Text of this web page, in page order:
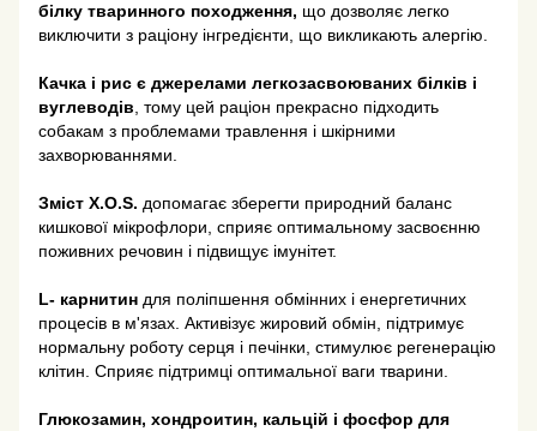
білку тваринного походження, що дозволяє легко
виключити з раціону інгредієнти, що викликають алергію.
Качка і рис є джерелами легкозасвоюваних білків і
вуглеводів , тому цей раціон прекрасно підходить
собакам з проблемами травлення і шкірними
захворюваннями.
Зміст X.O.S. допомагає зберегти природний баланс
кишкової мікрофлори, сприяє оптимальному засвоєнню
поживних речовин і підвищує імунітет.
L- карнитин для поліпшення обмінних і енергетичних
процесів в м'язах. Активізує жировий обмін, підтримує
нормальну роботу серця і печінки, стимулює регенерацію
клітин. Сприяє підтримці оптимальної ваги тварини.
Глюкозамин, хондроитин, кальцій і фосфор для